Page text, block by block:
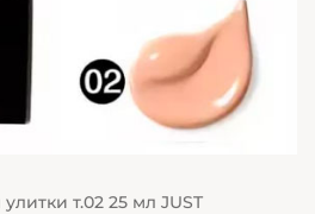
т.02 25 мл JUST